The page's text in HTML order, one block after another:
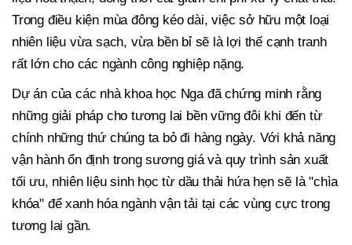
Trong điều kiện mùa đông kéo dài, việc sở hữu một loại
nhiên liệu vừa sạch, vừa bền bỉ sẽ là lợi thế cạnh tranh
rất lớn cho các ngành công nghiệp nặng.
Dự án của các nhà khoa học Nga đã chứng minh rằng
những giải pháp cho tương lai bền vững đôi khi đến từ
chính những thứ chúng ta bỏ đi hàng ngày. Với khả năng
vận hành ổn định trong sương giá và quy trình sản xuất
tối ưu, nhiên liệu sinh học từ dầu thải hứa hẹn sẽ là "chìa
khóa" để xanh hóa ngành vận tải tại các vùng cực trong
tương lai gần.